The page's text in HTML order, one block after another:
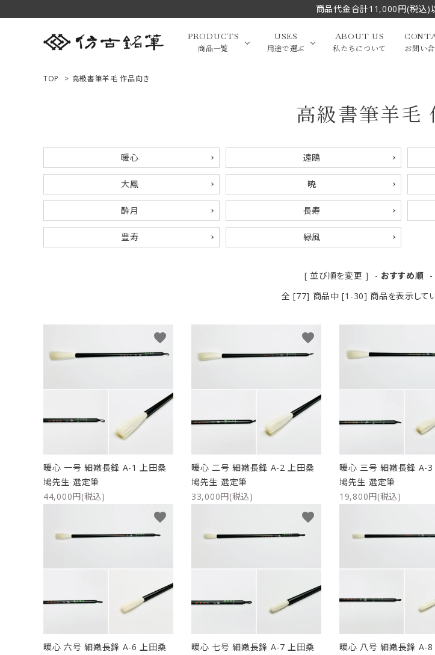
商品代金合計11,000円(税込)
PRODUCTS
商品一覧
高級羊毛（作品向き）
大中筆（半
小筆
限定品・セッ
オプション・
USES
用途で選ぶ
かな 漢字
写経・御朱印 画
贈り物（限定セット）
ABOUT US
私たちについて お問い
ログイン 新規会員登録
特定商取引法について
お問い合わせ
TOP > 高級書筆羊毛 作品向き
高級書筆羊毛
暖心 遠鴎
大鳳 暁
酔月 長寿
豊寿 緑風
[ 並び順を変更 ] - おすすめ順 -
全 [77] 商品中 [1-30] 商品を表示して
暖心 一号 細嫩長鋒 A-1 上田桑
鳩先生 選定筆
44,000円(税込)
favorite
暖心 二号 細嫩長鋒 A-2 上田桑
鳩先生 選定筆
33,000円(税込)
favorite
暖心 三号 細嫩長鋒 A-
鳩先生 選定筆
19,800円(税込)
暖心 六号 細嫩長鋒 A-6 上田桑
favorite
暖心 七号 細嫩長鋒 A-7 上田桑
favorite
暖心 八号 細嫩長鋒 A-